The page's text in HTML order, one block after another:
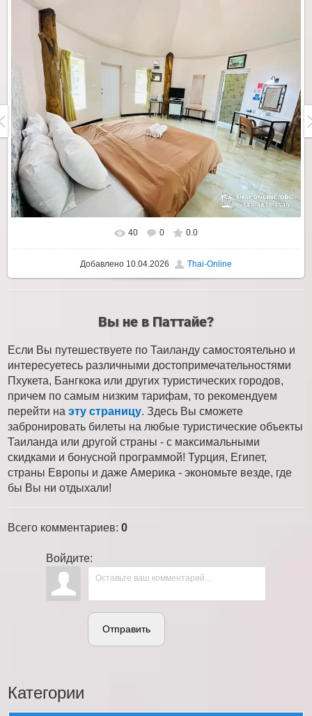
40 0 0.0
Добавлено 10.04.2026 Thai-Online
Вы не в Паттайе?
Если Вы путешествуете по Таиланду самостоятельно и
интересуетесь различными достопримечательностями
Пхукета, Бангкока или других туристических городов,
причем по самым низким тарифам, то рекомендуем
перейти на эту страницу. Здесь Вы сможете
забронировать билеты на любые туристические объекты
Таиланда или другой страны - с максимальными
скидками и бонусной программой! Турция, Египет,
страны Европы и даже Америка - экономьте везде, где
бы Вы ни отдыхали!
Всего комментариев: 0
Войдите:
Отправить
Категории